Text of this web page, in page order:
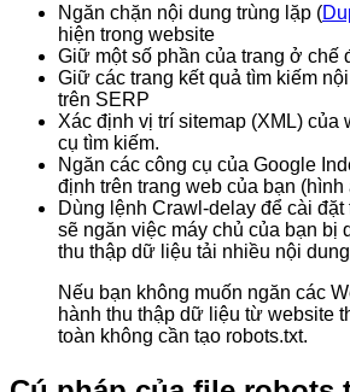
Ngăn chặn nội dung trùng lặp (
hiện trong website
Giữ một số phần của trang ở chế
Giữ các trang kết quả tìm kiếm
trên SERP
Xác định vị trí sitemap (XML) của
cụ tìm kiếm.
Ngăn các công cụ của Google
định trên trang web của bạn
Dùng lệnh Crawl-delay để cài
sẽ ngăn việc máy chủ của bạn bị
thu thập dữ liệu tải nhiều nội
Nếu bạn không muốn ngăn các
hành thu thập dữ liệu từ website
toàn không cần tạo robots.txt.